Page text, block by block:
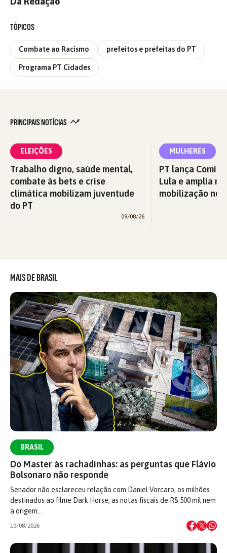
TÓPICOS
Combate ao Racismo prefeitos e prefeitas do PT
Programa PT Cidades
PRINCIPAIS NOTÍCIAS
ELEIÇÕES
Trabalho digno, saúde mental,
combate às bets e crise
climática mobilizam juventude
do PT
09/08/26
MULHERES
PT lança
Lula e amplia
mobilização
MAIS DE BRASIL
BRASIL
Do Master às rachadinhas: as perguntas que Flávio
Bolsonaro não responde
Senador não esclareceu relação com Daniel Vorcaro, os milhões
destinados ao filme Dark Horse, as notas fiscais de R$ 500 mil nem
a origem…
10/08/2026